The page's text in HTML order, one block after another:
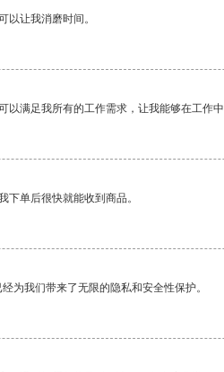
以让我消磨时间。
以满足我所有的工作需求，让我能够在工作中
下单后很快就能收到商品。
为我们带来了无限的隐私和安全性保护。